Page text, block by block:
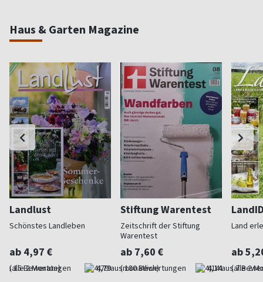
Haus & Garten Magazine
Landlust
Schönstes Landleben
ab 4,97 €
(alle 2 Monate) 4,79
Stiftung Warentest
Zeitschrift der Stiftung
Warentest
ab 7,60 €
(monatlich) 4,14
Land
ab
(alle 2